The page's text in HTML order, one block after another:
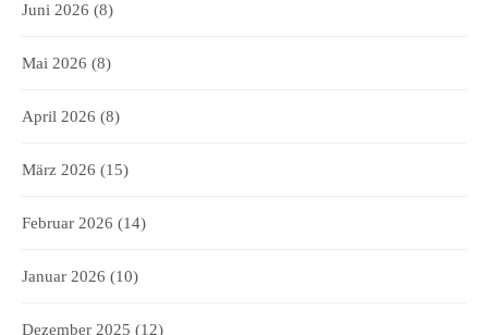
Juni 2026 (8)
Mai 2026 (8)
April 2026 (8)
März 2026 (15)
Februar 2026 (14)
Januar 2026 (10)
Dezember 2025 (12)